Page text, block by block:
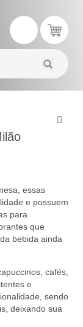
essas
e possuem
para
que
bebida ainda
cafés,
e
sendo
deixando sua